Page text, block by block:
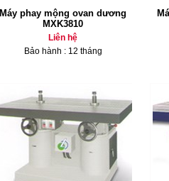
Máy phay mộng ovan dương
MXK3810
Liên hệ
Bảo hành : 12 tháng